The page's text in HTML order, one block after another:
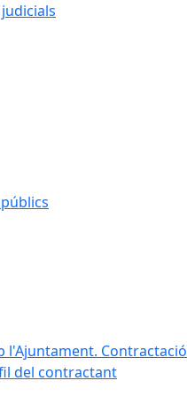
Contractació
del contractant